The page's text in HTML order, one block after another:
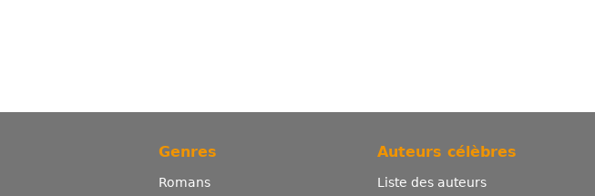
Genres
Romans
Auteurs célèbres
Liste des auteurs